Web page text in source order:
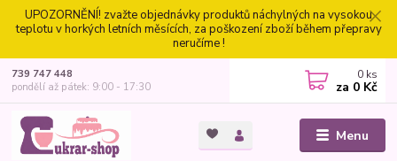
UPOZORNĚNÍ! zvažte objednávky produktů náchylných na vysokou
teplotu v horkých letních měsících, za poškození zboží během přepravy
neručíme !
Menu
739 747 448
pondělí až pátek: 9:00 - 17:30
0 ks
za 0 Kč